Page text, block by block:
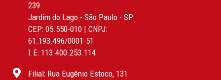
239
Jardim do Lago - São Paulo - SP
CEP: 05.550-010 | CNPJ:
61.193.496/0001-51
I.E: 113.400.253.114
Filial: Rua Eugênio Estoco, 131